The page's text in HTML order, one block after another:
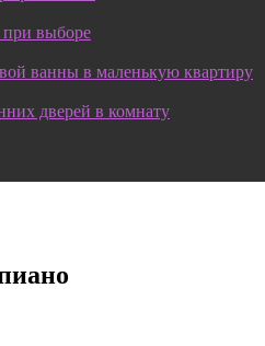
при выборе
ванны в маленькую квартиру
дверей в комнату